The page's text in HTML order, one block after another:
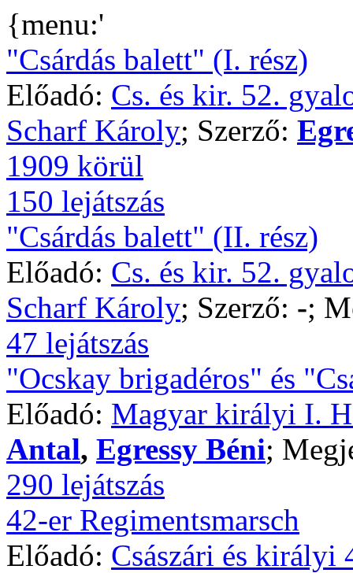
{menu:'
"Csárdás balett" (I. rész)
Előadó: Cs. és kir. 52.
Scharf Károly; Szerző:
1909 körül
150 lejátszás
"Csárdás balett" (II. rész)
Előadó: Cs. és kir. 52.
Scharf Károly; Szerző: -;
47 lejátszás
"Ocskay brigadéros" és
Előadó: Magyar királyi I.
Antal, Egressy Béni;
290 lejátszás
42-er Regimentsmarsch
Előadó: Császári és királyi